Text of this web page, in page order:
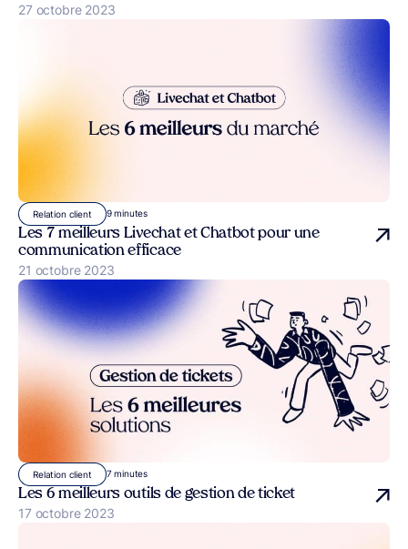
Publié le
27 octobre 2023
Relation client 9 minutes
Les 7 meilleurs Livechat et Chatbot pour une
communication efficace
Publié le
21 octobre 2023
Relation client 7 minutes
Les 6 meilleurs outils de gestion de ticket
Publié le
17 octobre 2023